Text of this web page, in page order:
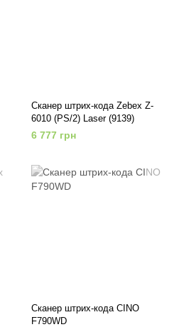
Сканер штрих-кода Zebex Z-
6010 (PS/2) Laser (9139)
6 777 грн
Сканер штрих-кода CINO
F790WD